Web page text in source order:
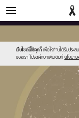
ดูดวง
เว็บไซต์นี้ใช้คุกกี้ เพื่อให้ท่านได้รับประ
ของเรา โปรดศึกษาเพิ่มเติมที่ นโยบาย
new-
sanook.png
horoscope-
aries_zodiac.jpg